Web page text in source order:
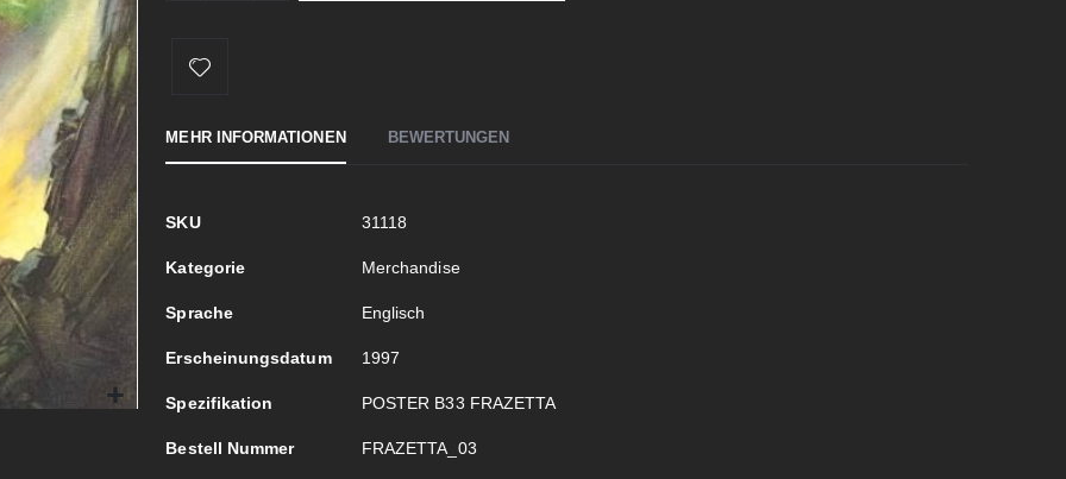
MEHR INFORMATIONEN
Mehr
SKU 31118
Kategorie Merchandise
Sprache Englisch
Erscheinungsdatum 1997
Spezifikation POSTER B33 FRAZETTA
Bestell Nummer FRAZETTA_03
BEWERTUNGEN